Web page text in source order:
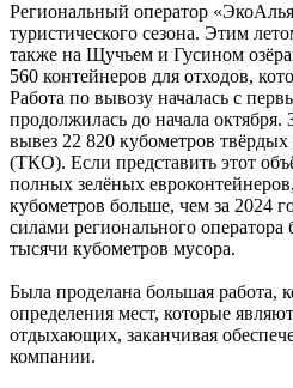
Региональный оператор
туристического сезона. Этим
также на Щучьем и Гусином
560 контейнеров для отходов,
Работа по вывозу началась с
продолжилась до начала
вывез 22 820 кубометров
(ТКО). Если представить этот
полных зелёных
кубометров больше, чем за 2024
силами регионального
тысячи кубометров мусора.
Была проделана большая работа,
определения мест, которые
отдыхающих, заканчивая
компании.